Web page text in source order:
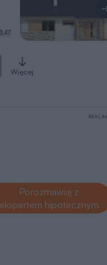
Więcej
Porozmawiaj z
ekspertem hipotecznym